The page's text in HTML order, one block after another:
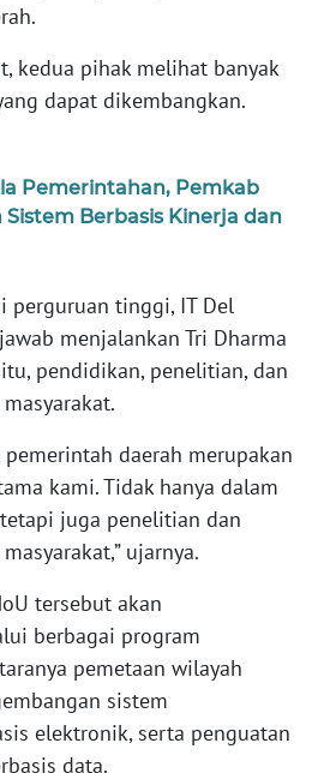
kedua pihak melihat banyak
dapat dikembangkan.
Pemerintahan, Pemkab
Sistem Berbasis Kinerja dan
perguruan tinggi, IT Del
menjalankan Tri Dharma
pendidikan, penelitian, dan
pemerintah daerah merupakan
kami. Tidak hanya dalam
juga penelitian dan
ujarnya.
tersebut akan
berbagai program
pemetaan wilayah
sistem
elektronik, serta penguatan
data.